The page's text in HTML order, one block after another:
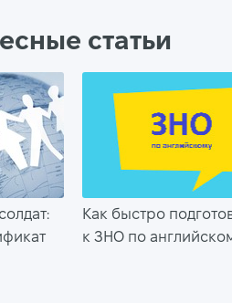
статьи
Как быстро
к ЗНО по